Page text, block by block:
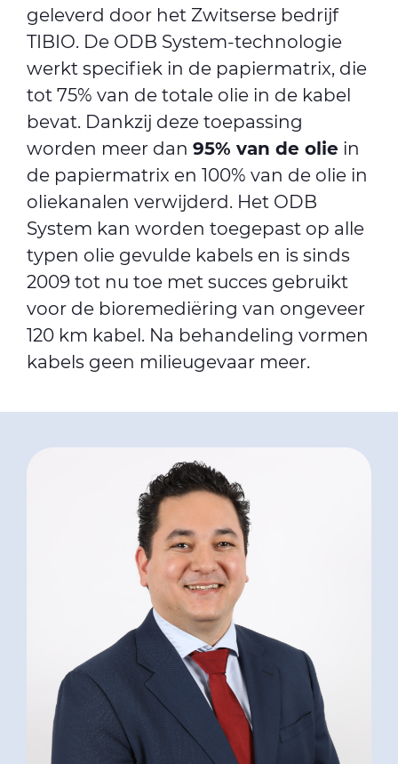
geleverd door het Zwitserse bedrijf
TIBIO. De ODB System-technologie
werkt specifiek in de papiermatrix, die
tot 75% van de totale olie in de kabel
bevat. Dankzij deze toepassing
worden meer dan 95% van de olie in
de papiermatrix en 100% van de olie in
oliekanalen verwijderd. Het ODB
System kan worden toegepast op alle
typen olie gevulde kabels en is sinds
2009 tot nu toe met succes gebruikt
voor de bioremediëring van ongeveer
120 km kabel. Na behandeling vormen
kabels geen milieugevaar meer.